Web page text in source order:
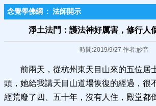
念覺學佛網 : 法師開示
淨土法門：護法神好厲害，修行人
時間:2019/9/27 作者:妙音
前兩天，從杭州東天目山來的五位居
頭，她給我講天目山道場恢復的經過，很
經荒廢了四、五十年，沒有人住，殿堂都